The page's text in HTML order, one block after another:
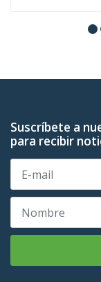
Suscríbete a
para recibir